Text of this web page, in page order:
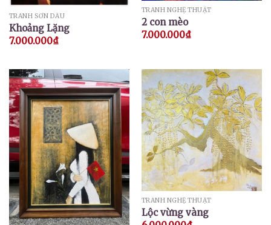
TRANH SƠN DẦU
Khoảng Lặng
7.000.000₫
TRANH NGHỆ THUẬT
2 con mèo
7.000.000₫
TRANH NGHỆ THUẬT
Lộc vừng vàng